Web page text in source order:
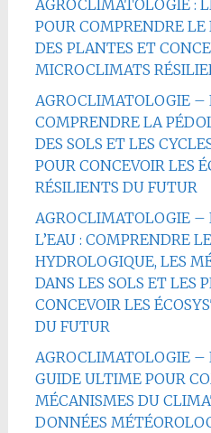
AGROCLIMATOLOGIE :
POUR COMPRENDRE
DES PLANTES ET
MICROCLIMATS
AGROCLIMATOLOGIE –
COMPRENDRE LA
DES SOLS ET LES
POUR CONCEVOIR LES
RÉSILIENTS DU FUTUR
AGROCLIMATOLOGIE –
L’EAU : COMPRENDRE
HYDROLOGIQUE, LES
DANS LES SOLS ET LES
CONCEVOIR LES
DU FUTUR
AGROCLIMATOLOGIE –
GUIDE ULTIME POUR
MÉCANISMES DU
DONNÉES